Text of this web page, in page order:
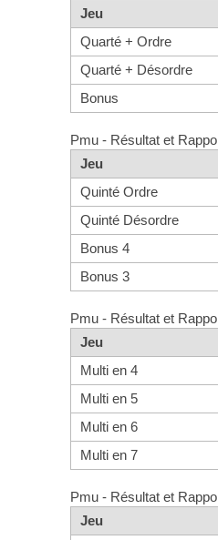
Jeu
Quarté + Ordre
Quarté + Désordre
Bonus
Pmu - Résultat et
Jeu
Quinté Ordre
Quinté Désordre
Bonus 4
Bonus 3
Pmu - Résultat et
Jeu
Multi en 4
Multi en 5
Multi en 6
Multi en 7
Pmu - Résultat et
Jeu